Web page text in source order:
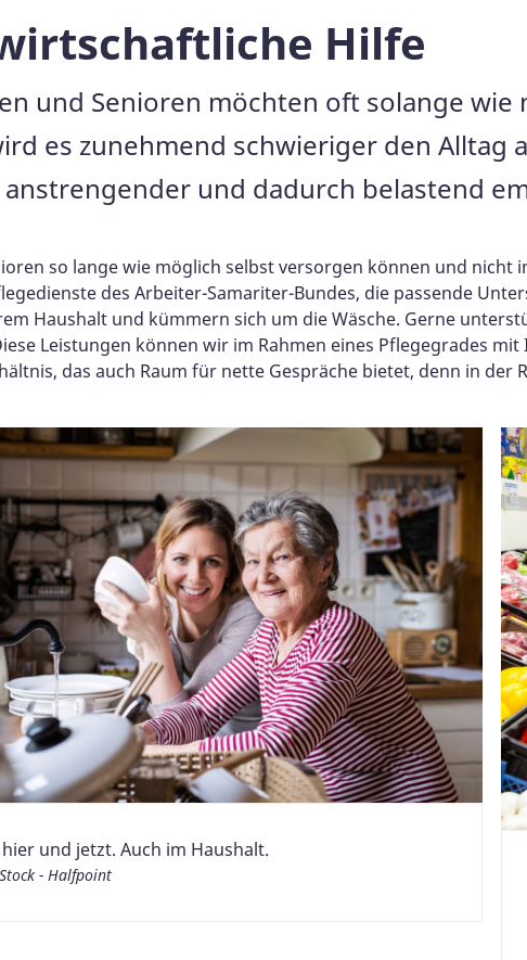
Hilfe
und Senioren möchten oft solange
es zunehmend schwieriger den Alltag
und dadurch belastend
so lange wie möglich selbst versorgen können und
des Arbeiter-Samariter-Bundes, die passende
Haushalt und kümmern sich um die Wäsche. Gerne
Leistungen können wir im Rahmen eines Pflegegrades
das auch Raum für nette Gespräche bietet, denn in
und jetzt. Auch im Haushalt.
- Halfpoint